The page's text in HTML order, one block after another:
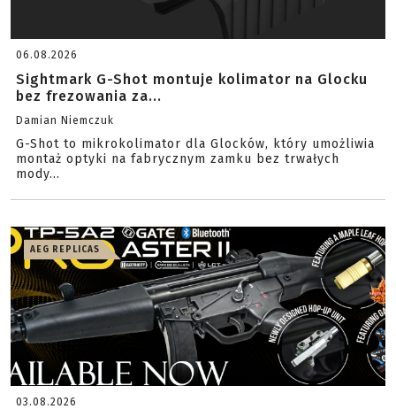
06.08.2026
Sightmark G-Shot montuje kolimator na Glocku
bez frezowania za...
Damian Niemczuk
G-Shot to mikrokolimator dla Glocków, który umożliwia
montaż optyki na fabrycznym zamku bez trwałych
mody...
AEG REPLICAS
03.08.2026